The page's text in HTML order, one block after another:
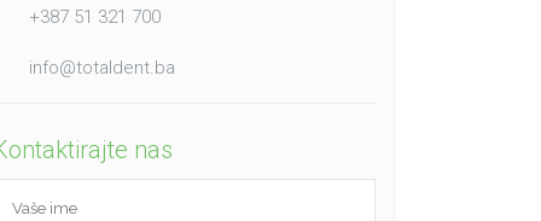
+387 51 321 700
info@totaldent.ba
nas